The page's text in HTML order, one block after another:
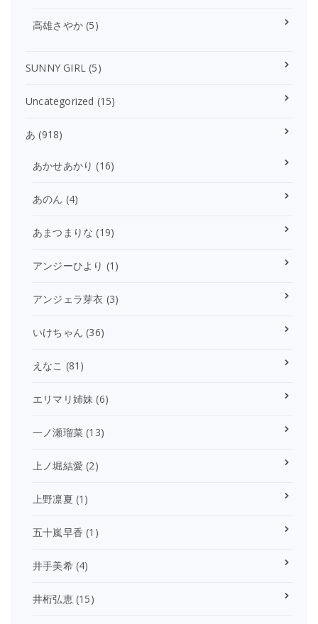
高雄さやか (5)
SUNNY GIRL (5)
Uncategorized (15)
あ (918)
あかせあかり (16)
あのん (4)
あまつまりな (19)
アンジーひより (1)
アンジェラ芽衣 (3)
いけちゃん (36)
えなこ (81)
エリマリ姉妹 (6)
一ノ瀬瑠菜 (13)
上ノ堀結愛 (2)
上野凛夏 (1)
五十嵐早香 (1)
井手美希(4)
井桁弘恵(15)